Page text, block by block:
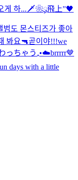
게 하... 🗡️❀ུ۪飛上”🖤
범도 몬스티즈가 좋아
봐요🔫곧이야!!!we
っちゃう₊•☁️brrrrr🤎
days with a little